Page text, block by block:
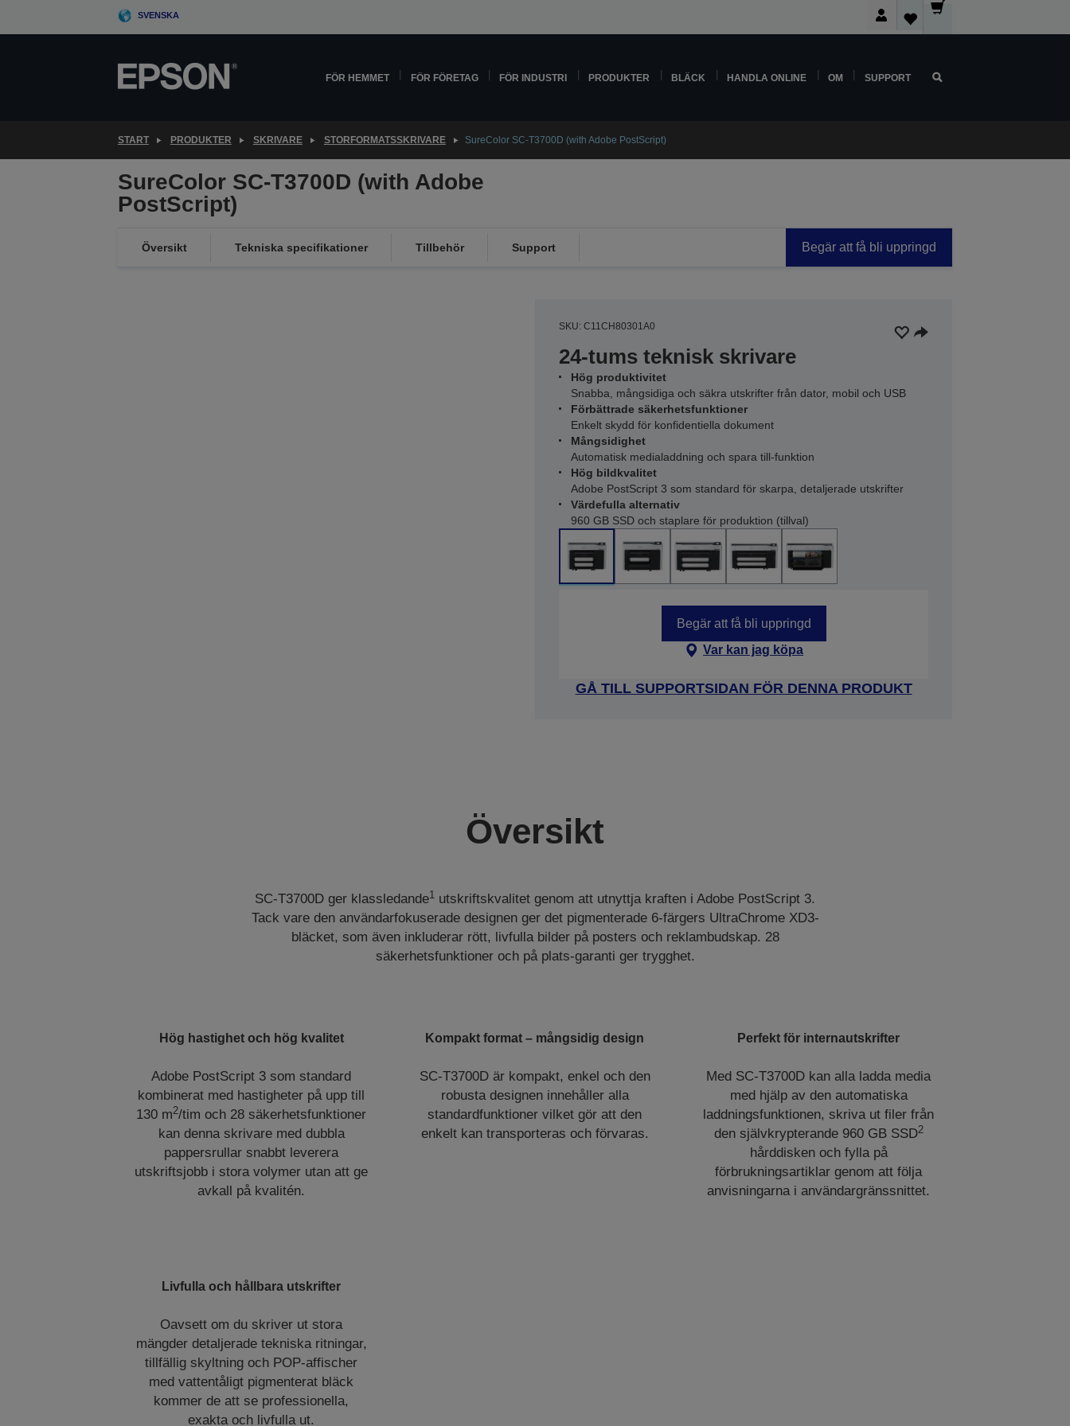
SVENSKA
FÖR HEMMET FÖR FÖRETAG FÖR INDUSTRI PRODUKTER BLÄCK HANDLA ONLINE OM SUPPORT
START PRODUKTER SKRIVARE STORFORMATSSKRIVARE SureColor SC-T3700D (with Adobe PostScript)
SureColor SC-T3700D (with Adobe
PostScript)
Översikt Tekniska specifikationer Tillbehör Support Begär att få bli uppringd
SKU: C11CH80301A0
24-tums teknisk skrivare
Hög produktivitet
Snabba, mångsidiga och säkra utskrifter från dator, mobil och USB
Förbättrade säkerhetsfunktioner
Enkelt skydd för konfidentiella dokument
Mångsidighet
Automatisk medialaddning och spara till-funktion
Hög bildkvalitet
Adobe PostScript 3 som standard för skarpa, detaljerade utskrifter
Värdefulla alternativ
960 GB SSD och staplare för produktion (tillval)
Begär att få bli uppringd
Var kan jag köpa
GÅ TILL SUPPORTSIDAN FÖR DENNA PRODUKT
Översikt
SC-T3700D ger klassledande1 utskriftskvalitet genom att utnyttja kraften i Adobe PostScript 3.
Tack vare den användarfokuserade designen ger det pigmenterade 6-färgers UltraChrome XD3-
bläcket, som även inkluderar rött, livfulla bilder på posters och reklambudskap. 28
säkerhetsfunktioner och på plats-garanti ger trygghet.
Hög hastighet och hög kvalitet
Adobe PostScript 3 som standard
kombinerat med hastigheter på upp till
130 m2/tim och 28 säkerhetsfunktioner
kan denna skrivare med dubbla
pappersrullar snabbt leverera
utskriftsjobb i stora volymer utan att ge
avkall på kvalitén.
Kompakt format – mångsidig design
SC-T3700D är kompakt, enkel och den
robusta designen innehåller alla
standardfunktioner vilket gör att den
enkelt kan transporteras och förvaras.
Perfekt för internautskrifter
Med SC-T3700D kan alla ladda media
med hjälp av den automatiska
laddningsfunktionen, skriva ut filer från
den självkrypterande 960 GB SSD2
hårddisken och fylla på
förbrukningsartiklar genom att följa
anvisningarna i användargränssnittet.
Livfulla och hållbara utskrifter
Oavsett om du skriver ut stora
mängder detaljerade tekniska ritningar,
tillfällig skyltning och POP-affischer
med vattentåligt pigmenterat bläck
kommer de att se professionella,
exakta och livfulla ut.